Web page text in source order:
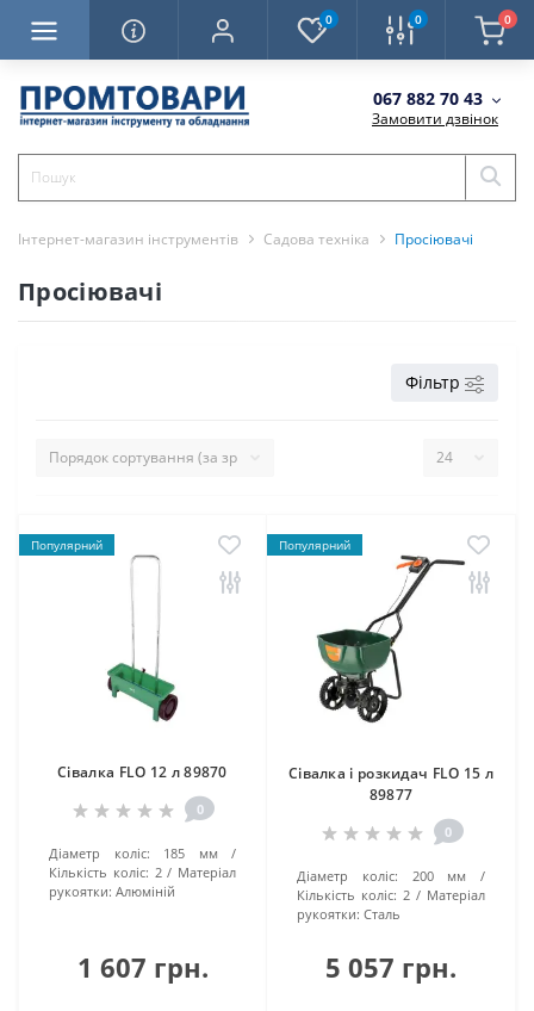
0 0 0
067 882 70 43
Замовити дзвінок
Інтернет-магазин інструментів Садова техніка Просіювачі
Просіювачі
Фільтр
Популярний
Сівалка FLO 12 л 89870
0
Діаметр коліс:
185 мм
Кількість коліс: 2
Матеріал
рукоятки: Алюміній
1 607 грн.
Популярний
Сівалка і розкидач FLO 15 л
89877
0
Діаметр коліс:
200 мм
Кількість коліс: 2
Матеріал
рукоятки: Сталь
5 057 грн.